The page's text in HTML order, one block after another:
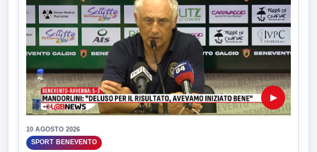
▶
10 AGOSTO 2026
SPORT BENEVENTO